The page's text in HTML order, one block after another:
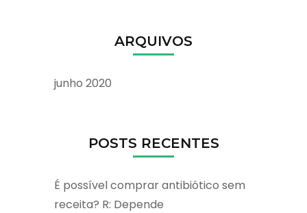
ARQUIVOS
junho 2020
POSTS RECENTES
É possível comprar antibiótico sem
receita? R: Depende